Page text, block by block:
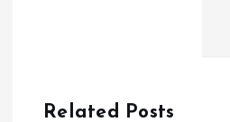
Related Posts